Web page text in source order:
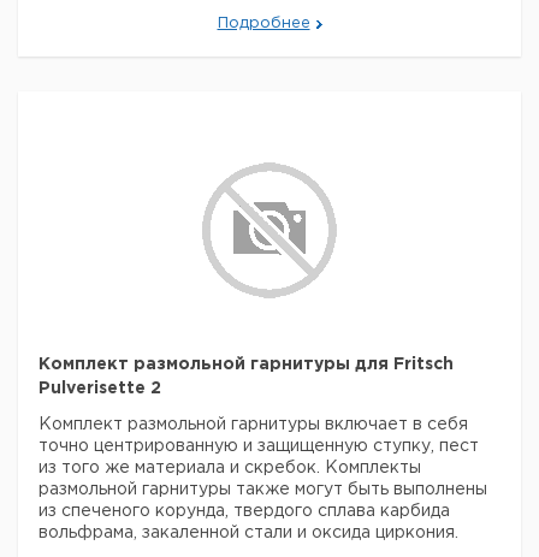
Подробнее
Комплект размольной гарнитуры для Fritsch
Pulverisette 2
Комплект размольной гарнитуры включает в себя
точно центрированную и защищенную ступку, пест
из того же материала и скребок.
Комплекты
размольной гарнитуры также могут быть выполнены
из спеченого корунда, твердого сплава карбида
вольфрама, закаленной стали и оксида циркония.